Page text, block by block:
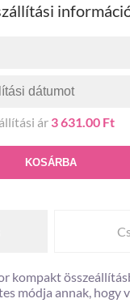
ár 3 631.00 Ft
KOSÁRBA
kompakt
módja annak, hogy